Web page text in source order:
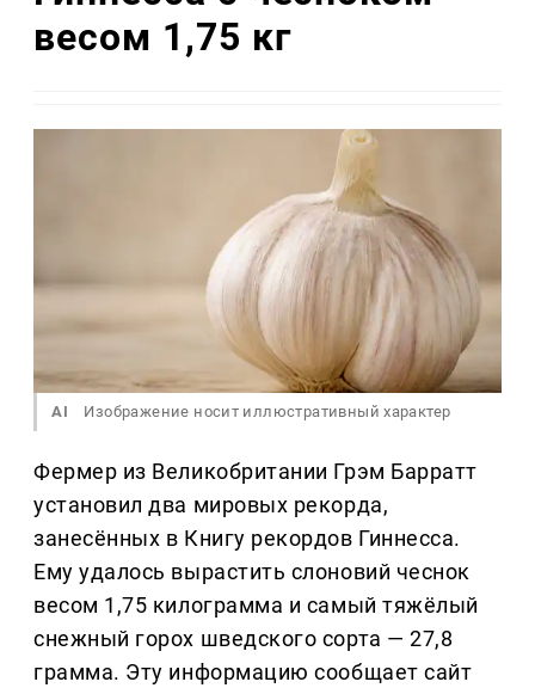
весом 1,75 кг
AI Изображение носит иллюстративный характер
Фермер из Великобритании Грэм Барратт
установил два мировых рекорда,
занесённых в Книгу рекордов Гиннесса.
Ему удалось вырастить слоновий чеснок
весом 1,75 килограмма и самый тяжёлый
снежный горох шведского сорта — 27,8
грамма. Эту информацию сообщает сайт